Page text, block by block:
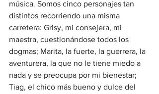
música. Somos cinco personajes tan
distintos recorriendo una misma
carretera: Grisy, mi consejera, mi
maestra, cuestionándose todos los
dogmas; Marita, la fuerte, la guerrera, la
aventurera, la que no le tiene miedo a
nada y se preocupa por mi bienestar;
Tiag, el chico más bueno y dulce del